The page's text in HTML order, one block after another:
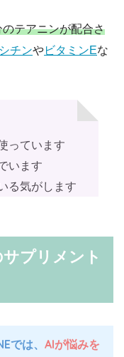
テアニンが配合さ
チンやビタミンEな
っています
います
る気がします
プリメント
では、 AIが悩みを